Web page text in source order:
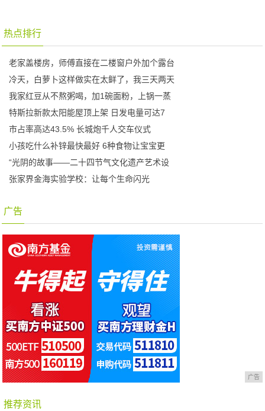
热点排行
老家盖楼房，师傅直接在二楼窗户外加个露台
冷天，白萝卜这样做实在太鲜了，我三天两天
我家红豆从不熬粥喝，加1碗面粉，上锅一蒸
特斯拉新款太阳能屋顶上架 日发电量可达7
市占率高达43.5% 长城炮千人交车仪式
小孩吃什么补锌最快最好 6种食物让宝宝更
“光阴的故事——二十四节气文化遗产艺术设
张家界金海实验学校：让每个生命闪光
广告
广告
推荐资讯